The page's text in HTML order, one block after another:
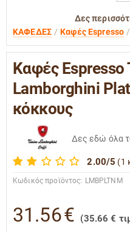
Δες
ΚΑΦΕΔΕΣ
Καφές Espresso
Καφές Espresso
Lamborghini
κόκκους
Δες εδώ όλα
2.00/5 (1
Κωδικός προϊόντος: LMBPLTNM
31.56€ (35.66 €